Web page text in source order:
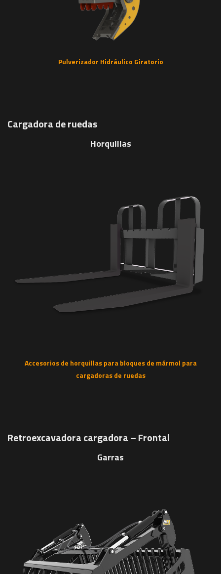
Pulverizador Hidráulico Giratorio
Cargadora de ruedas
Horquillas
Accesorios de horquillas para bloques de mármol para
cargadoras de ruedas
Retroexcavadora cargadora – Frontal
Garras